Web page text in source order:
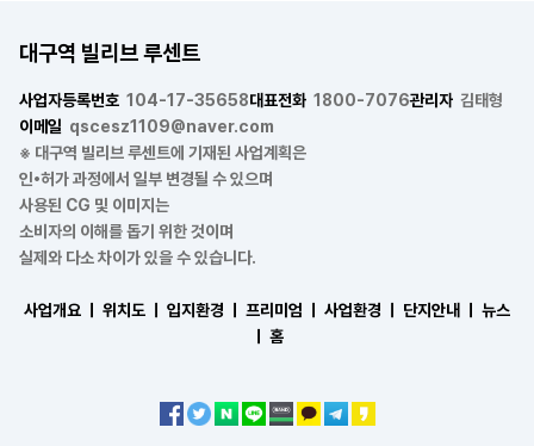
대구역 빌리브 루센트
사업자등록번호 104-17-35658대표전화 1800-7076관리자 김태형
이메일 qscesz1109@naver.com
※ 대구역 빌리브 루센트에 기재된 사업계획은
인•허가 과정에서 일부 변경될 수 있으며
사용된 CG 및 이미지는
소비자의 이해를 돕기 위한 것이며
실제와 다소 차이가 있을 수 있습니다.
사업개요 ㅣ 위치도 ㅣ 입지환경 ㅣ 프리미엄 ㅣ 사업환경 ㅣ 단지안내 ㅣ
뉴스
홈